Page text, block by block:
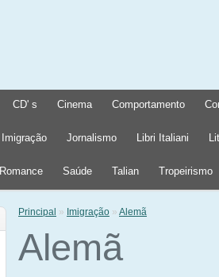
CD' s Cinema Comportamento
Imigração Jornalismo Libri Italiani
Romance Saúde Talian Tropeirismo
Principal » Imigração » Alemã
Alemã